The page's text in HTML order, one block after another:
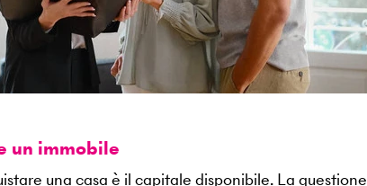
un immobile
una casa è il capitale disponibile. La questione